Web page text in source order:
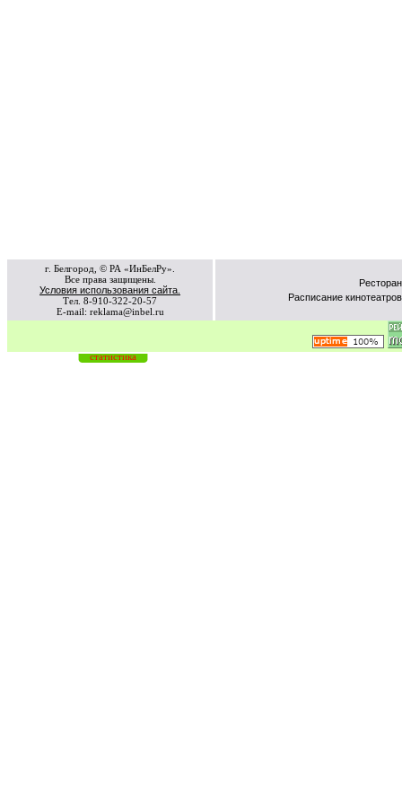
г. Белгород, © РА «ИнБелРу».
Все права защищены.
Условия использования сайта.
Тел. 8-910-322-20-57
E-mail: reklama@inbel.ru
Расписание кинотеатров
статистика